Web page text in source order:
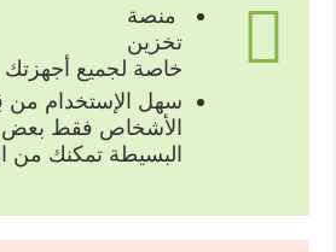
منصة
تخزين
خاصة لجميع أجهزتك
سهل الإستخدام من
الأشخاص فقط بعض
البسيطة تمكنك من